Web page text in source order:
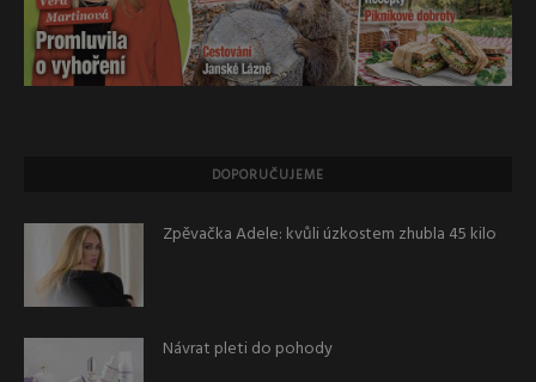
DOPORUČUJEME
Zpěvačka Adele: kvůli úzkostem zhubla 45 kilo
Návrat pleti do pohody